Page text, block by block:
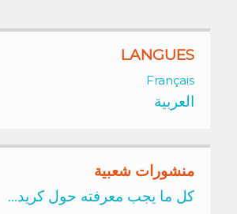
LANGUES
Français
العربية
منشورات شعبية
كل ما يجب معرفته حول كريد...